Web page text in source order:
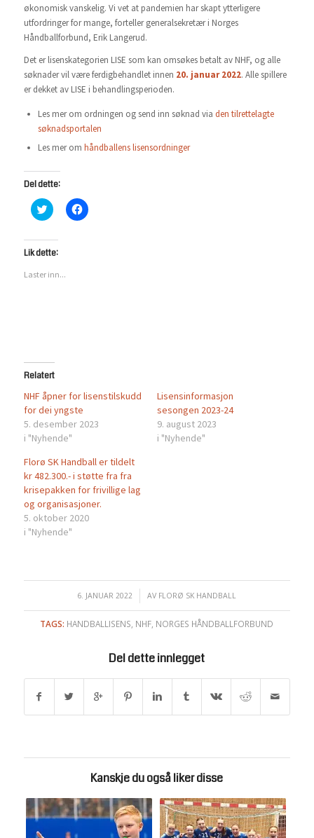
økonomisk vanskelig. Vi vet at pandemien har skapt ytterligere
utfordringer for mange, forteller generalsekretær i Norges
Håndballforbund, Erik Langerud.
Det er lisenskategorien LISE som kan omsøkes betalt av NHF, og alle
søknader vil være ferdigbehandlet innen 20. januar 2022. Alle spillere
er dekket av LISE i behandlingsperioden.
Les mer om ordningen og send inn søknad via den tilrettelagte
søknadsportalen
Les mer om håndballens lisensordninger
Del dette:
Klikk
for
på
Twitter(åpnes
en
ny
Klikk
for
Lik dette:
Laster inn...
Relatert
NHF åpner for lisenstilskudd
for dei yngste
5. desember 2023
i "Nyhende"
Lisensinformasjon
sesongen 2023-24
9. august 2023
i "Nyhende"
Florø SK Handball er tildelt
kr 482.300.- i støtte fra fra
krisepakken for frivillige lag
og organisasjoner.
5. oktober 2020
i "Nyhende"
6. JANUAR 2022
/ AV FLORØ SK HANDBALL
TAGS: HANDBALLISENS NHF NORGES HÅNDBALLFORBUND
Del dette innlegget
Kanskje du også liker disse